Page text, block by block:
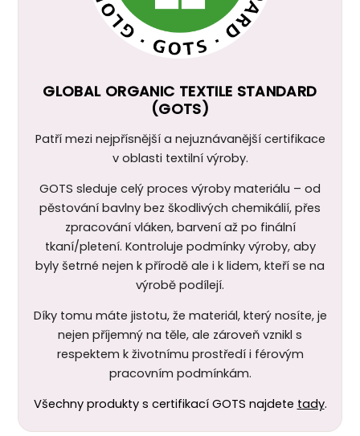
GLOBAL ORGANIC TEXTILE STANDARD
(GOTS)
Patří mezi nejpřísnější a nejuznávanější certifikace
v oblasti textilní výroby.
GOTS sleduje celý proces výroby materiálu – od
pěstování bavlny bez škodlivých chemikálií, přes
zpracování vláken, barvení až po finální
tkaní/pletení. Kontroluje podmínky výroby, aby
byly šetrné nejen k přírodě ale i k lidem, kteří se na
výrobě podílejí.
Díky tomu máte jistotu, že materiál, který nosíte, je
nejen příjemný na těle, ale zároveň vznikl s
respektem k životnímu prostředí i férovým
pracovním podmínkám.
Všechny produkty s certifikací GOTS najdete tady.